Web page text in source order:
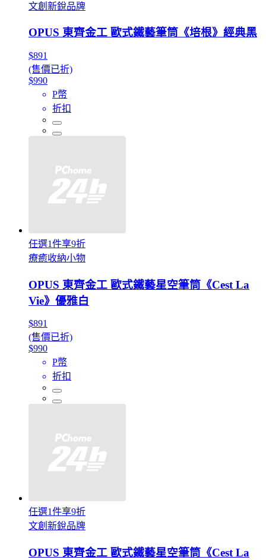
文創新銳品牌
OPUS 東齊金工 歐式鐵藝筆筒《培根》經典黑
$891
(售價已折)
$990
P幣
折扣
任選1件享9折
療癒收納小物
OPUS 東齊金工 歐式鐵藝星空筆筒《Cest La
Vie》優雅白
$891
(售價已折)
$990
P幣
折扣
任選1件享9折
文創新銳品牌
OPUS 東齊金工 歐式鐵藝星空筆筒《Cest La